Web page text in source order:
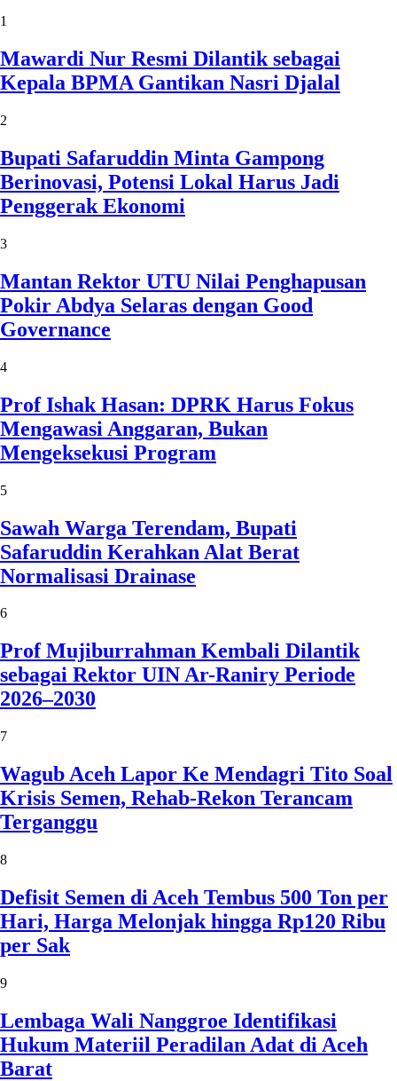
1
Mawardi Nur Resmi Dilantik sebagai
Kepala BPMA Gantikan Nasri Djalal
2
Bupati Safaruddin Minta Gampong
Berinovasi, Potensi Lokal Harus Jadi
Penggerak Ekonomi
3
Mantan Rektor UTU Nilai Penghapusan
Pokir Abdya Selaras dengan Good
Governance
4
Prof Ishak Hasan: DPRK Harus Fokus
Mengawasi Anggaran, Bukan
Mengeksekusi Program
5
Sawah Warga Terendam, Bupati
Safaruddin Kerahkan Alat Berat
Normalisasi Drainase
6
Prof Mujiburrahman Kembali Dilantik
sebagai Rektor UIN Ar-Raniry Periode
2026–2030
7
Wagub Aceh Lapor Ke Mendagri Tito Soal
Krisis Semen, Rehab-Rekon Terancam
Terganggu
8
Defisit Semen di Aceh Tembus 500 Ton per
Hari, Harga Melonjak hingga Rp120 Ribu
per Sak
9
Lembaga Wali Nanggroe Identifikasi
Hukum Materiil Peradilan Adat di Aceh
Barat